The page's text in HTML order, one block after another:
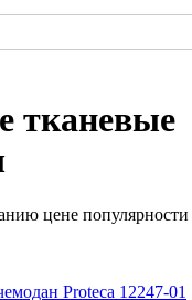
тканевые
цене популярности